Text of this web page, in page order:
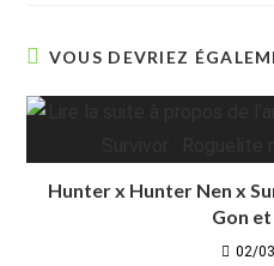
VOUS DEVRIEZ
Hunter x Hunter Nen x
Gon
02/